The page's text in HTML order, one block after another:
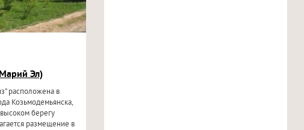
Эл)
расположена в
Козьмодемьянска,
берегу
размещение в